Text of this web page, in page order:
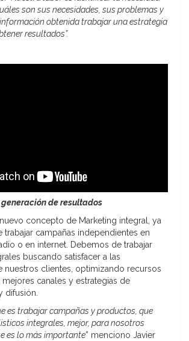
son sus necesidades, sus problemas y
obtenida trabajar una estrategia
resultados”.
de resultados
concepto de Marketing integral, ya
trabajar campañas independientes en
o en internet. Debemos de trabajar
buscando satisfacer a las
nuestros clientes, optimizando recursos
canales y estrategias de
difusión.
es trabajar campañas y productos, que
integrales, mejor, para nosotros
es lo más importante” menciono Javier